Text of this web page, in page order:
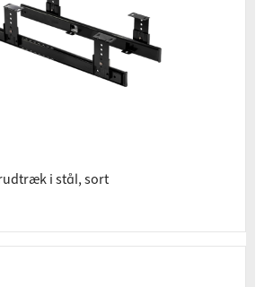
i stål, sort